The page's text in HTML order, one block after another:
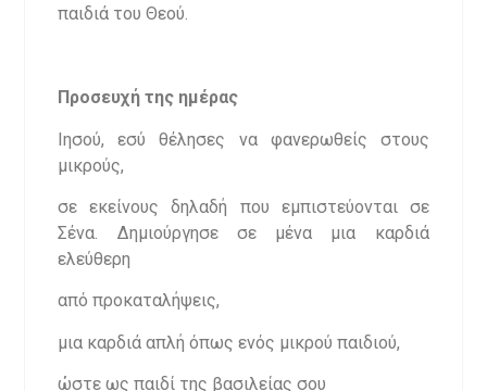
παιδιά του Θεού.
Προσευχή της ημέρας
Ιησού, εσύ θέλησες να φανερωθείς στους
μικρούς,
σε εκείνους δηλαδή που εμπιστεύονται σε
Σένα. Δημιούργησε σε μένα μια καρδιά
ελεύθερη
από προκαταλήψεις,
μια καρδιά απλή όπως ενός μικρού παιδιού,
ώστε ως παιδί της βασιλείας σου